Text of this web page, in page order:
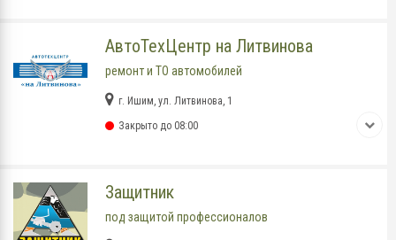
АвтоТехЦентр на Литвинова
ремонт и ТО автомобилей
г. Ишим, ул. Литвинова, 1
Закрыто до 08:00
Защитник
под защитой профессионалов